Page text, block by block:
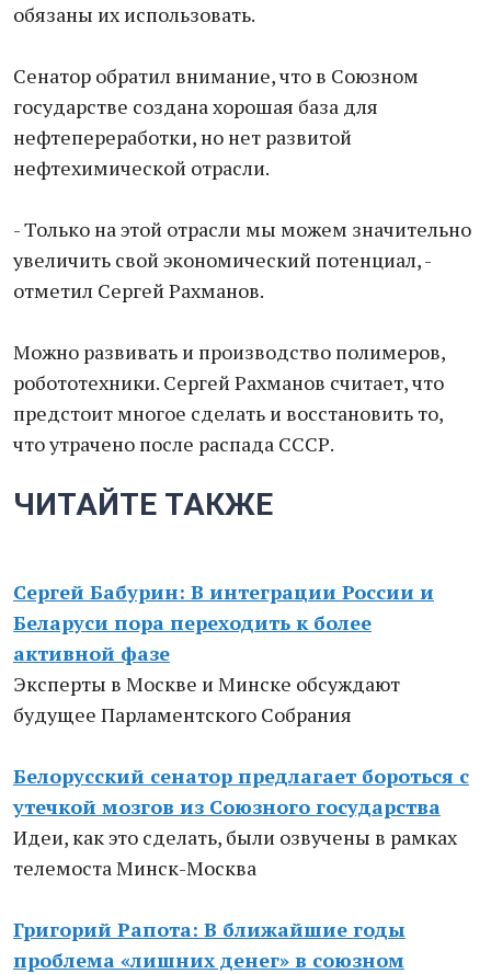
обязаны их использовать.
Сенатор обратил внимание, что в Союзном
государстве создана хорошая база для
нефтепереработки, но нет развитой
нефтехимической отрасли.
- Только на этой отрасли мы можем значительно
увеличить свой экономический потенциал, -
отметил Сергей Рахманов.
Можно развивать и производство полимеров,
робототехники. Сергей Рахманов считает, что
предстоит многое сделать и восстановить то,
что утрачено после распада СССР.
ЧИТАЙТЕ ТАКЖЕ
Сергей Бабурин: В интеграции России и
Беларуси пора переходить к более
активной фазе
Эксперты в Москве и Минске обсуждают
будущее Парламентского Собрания
Белорусский сенатор предлагает бороться с
утечкой мозгов из Союзного государства
Идеи, как это сделать, были озвучены в рамках
телемоста Минск-Москва
Григорий Рапота: В ближайшие годы
проблема «лишних денег» в союзном